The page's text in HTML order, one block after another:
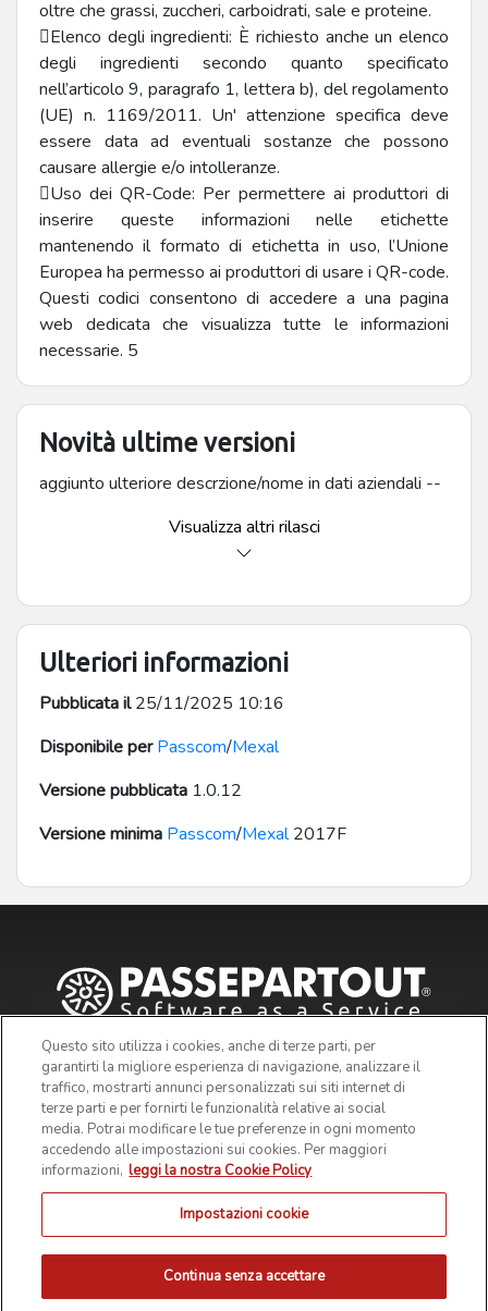
oltre che grassi, zuccheri, carboidrati, sale e proteine.
Elenco degli ingredienti: È richiesto anche un elenco
degli ingredienti secondo quanto specificato
nell’articolo 9, paragrafo 1, lettera b), del regolamento
(UE) n. 1169/2011. Un' attenzione specifica deve
essere data ad eventuali sostanze che possono
causare allergie e/o intolleranze.
Uso dei QR-Code: Per permettere ai produttori di
inserire queste informazioni nelle etichette
mantenendo il formato di etichetta in uso, l’Unione
Europea ha permesso ai produttori di usare i QR-code.
Questi codici consentono di accedere a una pagina
web dedicata che visualizza tutte le informazioni
necessarie. 5
Novità ultime versioni
aggiunto ulteriore descrzione/nome in dati aziendali --
Visualizza altri rilasci
Ulteriori informazioni
Pubblicata il25/11/2025 10:16
Disponibile per Passcom/Mexal
Versione pubblicata 1.0.12
Versione minima Passcom/Mexal2017F
© 2019 Passepartout s.p.a. - c/o SM HUB - Via Consiglio dei
Sessanta 99, 47891 Dogana Repubblica di San Marino - Codice
Operatore Economico SM03473 - Iscrizione Registro Società n° 6210
del 6 agosto 2010 - Iscrizione Registro delle attività e-commerce n°
Questo sito utilizza i cookies, anche di terze parti, per
garantirti la migliore esperienza di navigazione, analizzare il
traffico, mostrarti annunci personalizzati sui siti internet di
terze parti e per fornirti le funzionalità relative ai social
media. Potrai modificare le tue preferenze in ogni momento
accedendo alle impostazioni sui cookies. Per maggiori
informazioni, leggi la nostra Cookie Policy
Impostazioni cookie
Continua senza accettare